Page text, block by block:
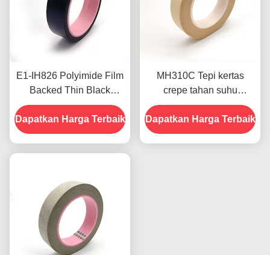
E1-IH826 Polyimide Film
Backed Thin Black
Masking Tape Silicone
Adhesive Resistensi
Panas
Dapatkan Harga Terbaik
MH310C Tepi kertas
crepe tahan suhu
ketebalan 5.2mil Rohs
disetujui
Dapatkan Harga Terbaik